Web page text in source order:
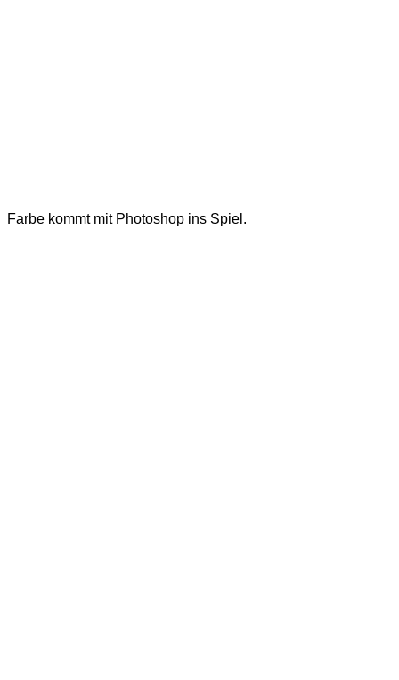
Farbe kommt mit Photoshop ins Spiel.